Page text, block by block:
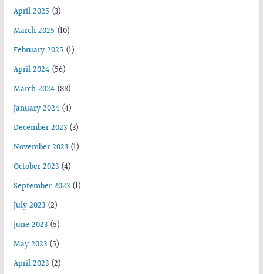
April 2025 (3)
March 2025 (10)
February 2025 (1)
April 2024(56)
March 2024(88)
January 2024(4)
December 2023(3)
November 2023(1)
October 2023(4)
September 2023(1)
July 2023(2)
June 2023(5)
May 2023(5)
April 2023(2)